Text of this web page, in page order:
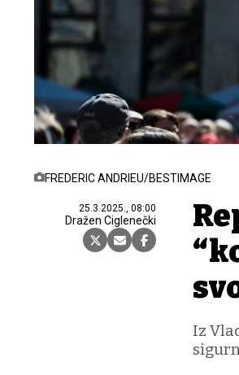
FREDERIC ANDRIEU/BESTIMAGE
25.3.2025., 08:00
Dražen Ciglenečki
Iz